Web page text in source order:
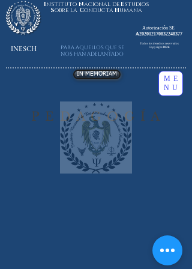
Instituto Nacional deEstudios
Sobre la ConductaHumana
IN MEMORIAM
Para aquellos que se
nos han adelantado
INESCH
Todos los derechos reservados
Copyright 2026
Autorización SE
A202012170832248377
ME
NU
P E D A G O G Í A